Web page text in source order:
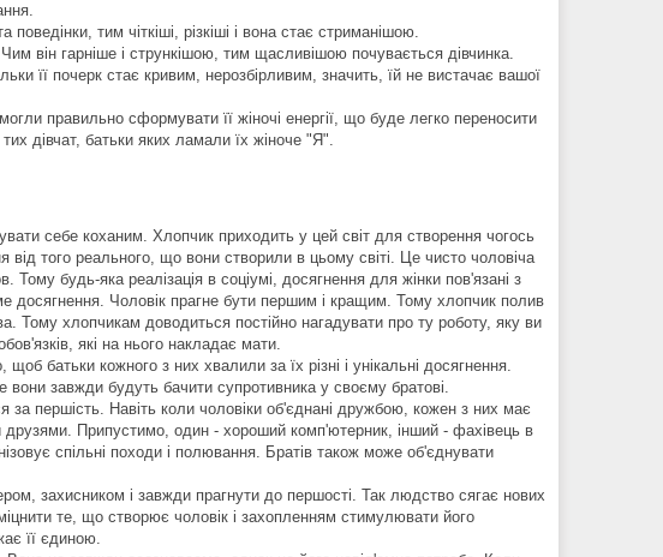
тим чіткіші, різкіші і вона стає стриманішою.
він гарніше і стрункішою, тим щасливішою почувається дівчинка.
її почерк стає кривим, нерозбірливим, значить, їй не вистачає вашої
правильно сформувати її жіночі енергії, що буде легко переносити
дівчат, батьки яких ламали їх жіноче "Я".
себе коханим. Хлопчик приходить у цей світ для створення чогось
того реального, що вони створили в цьому світі. Це чисто чоловіча
будь-яка реалізація в соціумі, досягнення для жінки пов'язані з
досягнення. Чоловік прагне бути першим і кращим. Тому хлопчик полив
Тому хлопчикам доводиться постійно нагадувати про ту роботу, яку ви
які на нього накладає мати.
батьки кожного з них хвалили за їх різні і унікальні досягнення.
завжди будуть бачити супротивника у своєму братові.
за першість. Навіть коли чоловіки об'єднані дружбою, кожен з них має
друзями. Припустимо, один - хороший комп'ютерник, інший - фахівець в
спільні походи і полювання. Братів також може об'єднувати
захисником і завжди прагнути до першості. Так людство сягає нових
те, що створює чоловік і захопленням стимулювати його
її єдиною.